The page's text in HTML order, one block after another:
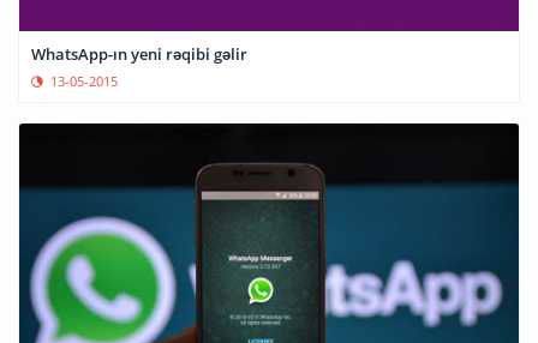
WhatsApp-ın yeni rəqibi gəlir
13-05-2015